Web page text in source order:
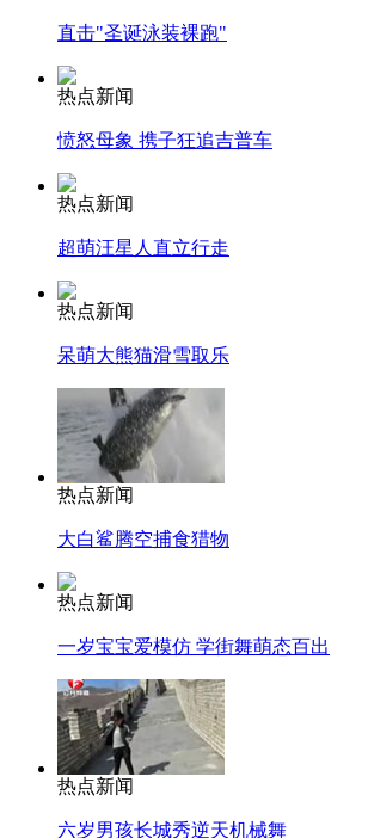
直击"圣诞泳装裸跑"
热点新闻
愤怒母象 携子狂追吉普车
热点新闻
超萌汪星人直立行走
热点新闻
呆萌大熊猫滑雪取乐
热点新闻
大白鲨腾空捕食猎物
热点新闻
一岁宝宝爱模仿 学街舞萌态百出
热点新闻
六岁男孩长城秀逆天机械舞